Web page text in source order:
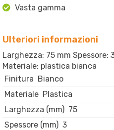
Vasta gamma
Ulteriori informazioni
Larghezza: 75 mm Spessore:
Materiale: plastica bianca
Finitura Bianco
Materiale Plastica
Larghezza (mm) 75
Spessore (mm) 3